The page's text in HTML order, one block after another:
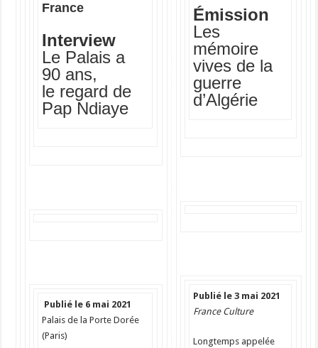
France
Interview
Le Palais a
90 ans,
le regard de
Pap Ndiaye
Publié le 6 mai 2021
Palais de la Porte Dorée
(Paris)
Émission
Les
mémoire
vives de la
guerre
d’Algérie
Publié le 3 mai 2021
France Culture
Longtemps appelée